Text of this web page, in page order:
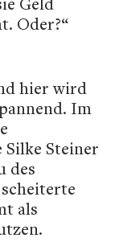
Oder?“
hier wird
Im
Steiner
des
als